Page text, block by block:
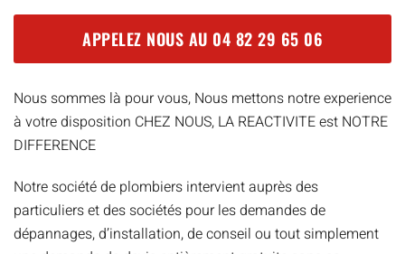
APPELEZ NOUS AU 04 82 29 65 06
Nous sommes là pour vous, Nous mettons notre experience
à votre disposition CHEZ NOUS, LA REACTIVITE est NOTRE
DIFFERENCE
Notre société de plombiers intervient auprès des
particuliers et des sociétés pour les demandes de
dépannages, d’installation, de conseil ou tout simplement